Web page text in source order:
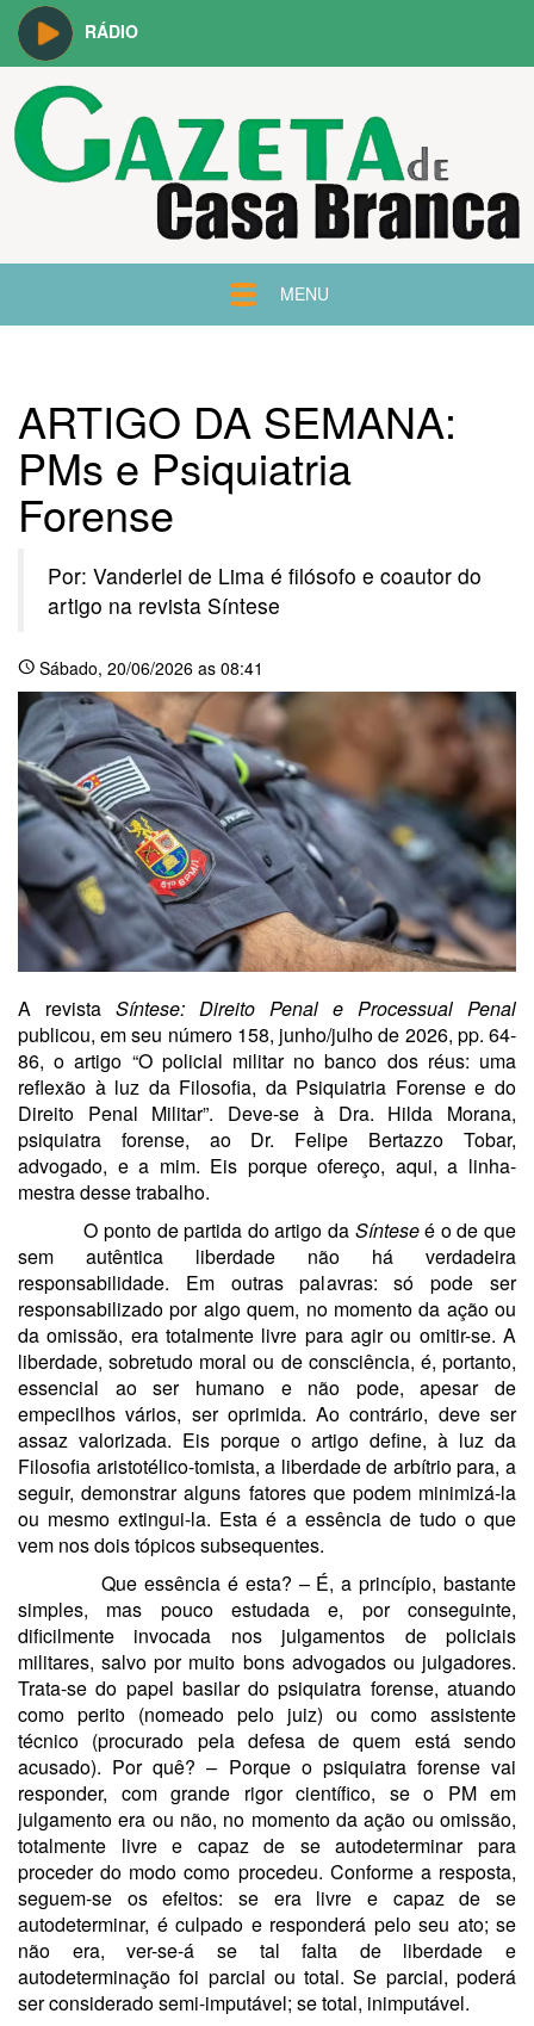
RÁDIO
MENU
ARTIGO DA SEMANA:
PMs e Psiquiatria
Forense
Por: Vanderlei de Lima é filósofo e coautor do
artigo na revista Síntese
schedule Sábado, 20/06/2026 as 08:41
A revista Síntese: Direito Penal e Processual Penal
publicou, em seu número 158, junho/julho de 2026, pp. 64-
86, o artigo “O policial militar no banco dos réus: uma
reflexão à luz da Filosofia, da Psiquiatria Forense e do
Direito Penal Militar”. Deve-se à Dra. Hilda Morana,
psiquiatra forense, ao Dr. Felipe Bertazzo Tobar,
advogado, e a mim. Eis porque ofereço, aqui, a linha-
mestra desse trabalho.
O ponto de partida do artigo da Sínteseé o de que
sem autêntica liberdade não há verdadeira
responsabilidade. Em outras palavras: só pode ser
responsabilizado por algo quem, no momento da ação ou
da omissão, era totalmente livre para agir ou omitir-se. A
liberdade, sobretudo moral ou de consciência, é, portanto,
essencial ao ser humano e não pode, apesar de
empecilhos vários, ser oprimida. Ao contrário, deve ser
assaz valorizada. Eis porque o artigo define, à luz da
Filosofia aristotélico-tomista, a liberdade de arbítrio para, a
seguir, demonstrar alguns fatores que podem minimizá-la
ou mesmo extingui-la. Esta é a essência de tudo o que
vem nos dois tópicos subsequentes.
Que essência é esta? – É, a princípio, bastante
simples, mas pouco estudada e, por conseguinte,
dificilmente invocada nos julgamentos de policiais
militares, salvo por muito bons advogados ou julgadores.
Trata-se do papel basilar do psiquiatra forense, atuando
como perito (nomeado pelo juiz) ou como assistente
técnico (procurado pela defesa de quem está sendo
acusado). Por quê? – Porque o psiquiatra forense vai
responder, com grande rigor científico, se o PM em
julgamento era ou não, no momento da ação ou omissão,
totalmente livre e capaz de se autodeterminar para
proceder do modo como procedeu. Conforme a resposta,
seguem-se os efeitos: se era livre e capaz de se
autodeterminar, é culpado e responderá pelo seu ato; se
não era, ver-se-á se tal falta de liberdade e
autodeterminação foi parcial ou total. Se parcial, poderá
ser considerado semi-imputável; se total, inimputável.